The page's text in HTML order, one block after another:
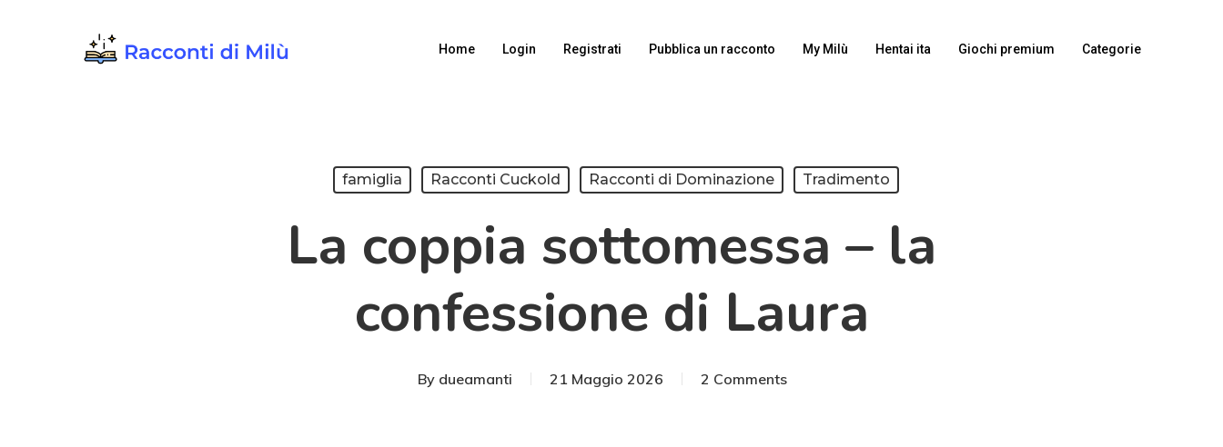
Home Login Registrati Pubblica un racconto My Milù Hentai ita Giochi premium Categorie
famiglia Racconti Cuckold Racconti di Dominazione Tradimento
La coppia sottomessa – la
confessione di Laura
By dueamanti 21 Maggio 2026 2 Comments